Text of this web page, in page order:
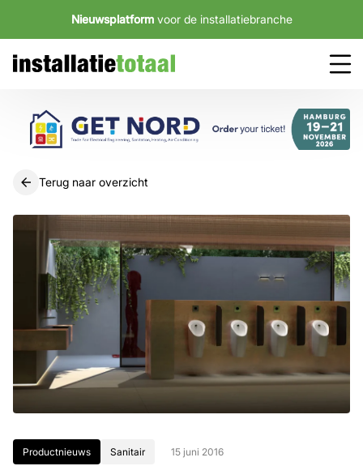
Nieuwsplatform voor de installatiebranche
Terug naar overzicht
Productnieuws Sanitair 15 juni 2016